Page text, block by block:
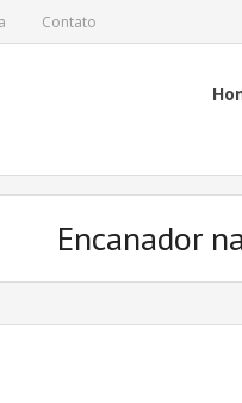
Contato
Encanador